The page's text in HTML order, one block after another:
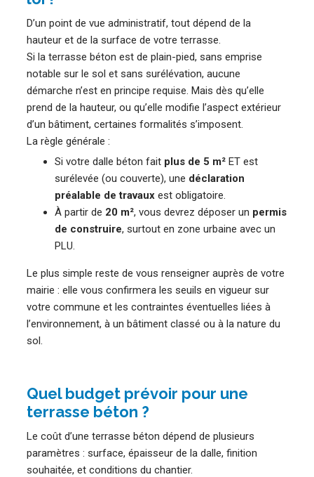
D’un point de vue administratif, tout dépend de la
hauteur et de la surface de votre terrasse.
Si la terrasse béton est de plain-pied, sans emprise
notable sur le sol et sans surélévation, aucune
démarche n’est en principe requise. Mais dès qu’elle
prend de la hauteur, ou qu’elle modifie l’aspect extérieur
d’un bâtiment, certaines formalités s’imposent.
La règle générale :
Si votre dalle béton fait plus de 5 m² ET est
surélevée (ou couverte), une déclaration
préalable de travaux est obligatoire.
À partir de 20 m², vous devrez déposer un permis
de construire, surtout en zone urbaine avec un
PLU.
Le plus simple reste de vous renseigner auprès de votre
mairie : elle vous confirmera les seuils en vigueur sur
votre commune et les contraintes éventuelles liées à
l’environnement, à un bâtiment classé ou à la nature du
sol.
Quel budget prévoir pour une
terrasse béton ?
Le coût d’une terrasse béton dépend de plusieurs
paramètres : surface, épaisseur de la dalle, finition
souhaitée, et conditions du chantier.